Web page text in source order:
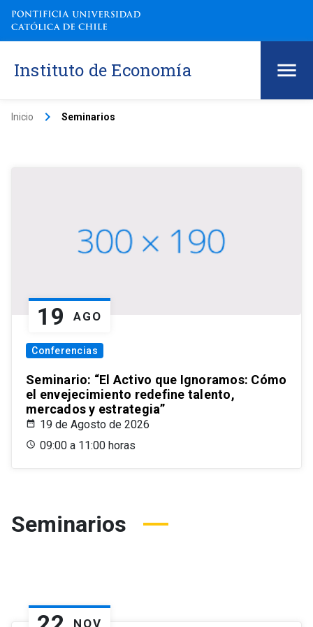
Instituto de Economía
Inicio keyboard_arrow_right Seminarios
19 AGO
Conferencias
Seminario: “El Activo que Ignoramos: Cómo
el envejecimiento redefine talento,
mercados y estrategia”
19 de Agosto de 2026
09:00 a 11:00 horas
Seminarios
NOV